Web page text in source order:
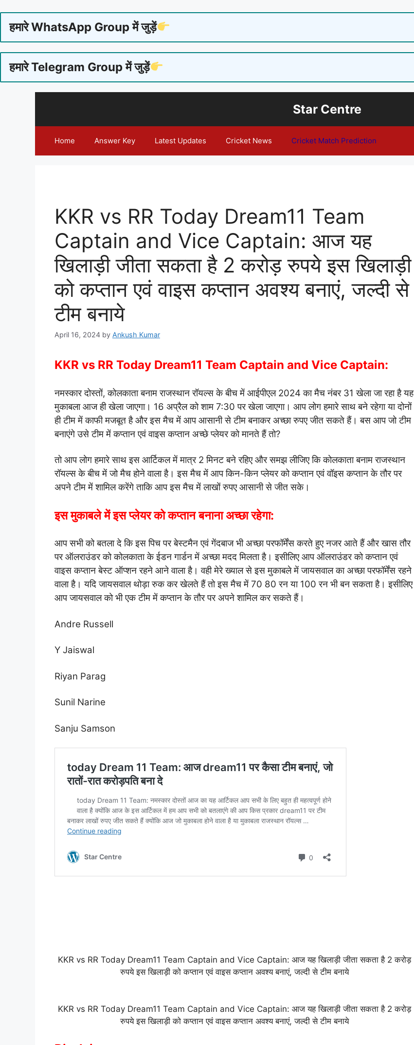
हमारे WhatsApp Group में जुड़ें
हमारे Telegram Group में जुड़ें
Star Centre
Home Answer Key Latest Updates Cricket News Cricket Match Prediction
KKR vs RR Today Dream11 Team
Captain and Vice Captain: आज यह
खिलाड़ी जीता सकता है 2 करोड़ रुपये इस खिलाड़ी
को कप्तान एवं वाइस कप्तान अवश्य बनाएं, जल्दी से
टीम बनाये
April 16, 2024 by Ankush Kumar
KKR vs RR Today Dream11 Team Captain and Vice Captain:
नमस्कार दोस्तों, कोलकाता बनाम राजस्थान रॉयल्स के बीच में आईपीएल 2024 का मैच नंबर 31 खेला जा रहा है यह
मुकाबला आज ही खेला जाएगा। 16 अप्रैल को शाम 7:30 पर खेला जाएगा। आप लोग हमारे साथ बने रहेगा या दोनों
ही टीम में काफी मजबूत है और इस मैच में आप आसानी से टीम बनाकर अच्छा रुपए जीत सकते हैं। बस आप जो टीम
बनाएंगे उसे टीम में कप्तान एवं वाइस कप्तान अच्छे प्लेयर को मानते हैं तो?
तो आप लोग हमारे साथ इस आर्टिकल में मात्र 2 मिनट बने रहिए और समझ लीजिए कि कोलकाता बनाम राजस्थान
रॉयल्स के बीच में जो मैच होने वाला है। इस मैच में आप किन-किन प्लेयर को कप्तान एवं वॉइस कप्तान के तौर पर
अपने टीम में शामिल करेंगे ताकि आप इस मैच में लाखों रुपए आसानी से जीत सके।
इस मुकाबले में इस प्लेयर को कप्तान बनाना अच्छा रहेगा:
आप सभी को बतला दे कि इस पिच पर बेस्टमैन एवं गेंदबाज भी अच्छा परफॉर्मेंस करते हुए नजर आते हैं और खास तौर
पर ऑलराउंडर को कोलकाता के ईडन गार्डन में अच्छा मदद मिलता है। इसीलिए आप ऑलराउंडर को कप्तान एवं
वाइस कप्तान बेस्ट ऑप्शन रहने आने वाला है। वही मेरे ख्याल से इस मुकाबले में जायसवाल का अच्छा परफॉर्मेंस रहने
वाला है। यदि जायसवाल थोड़ा रुक कर खेलते हैं तो इस मैच में 70 80 रन या 100 रन भी बन सकता है। इसीलिए
आप जायसवाल को भी एक टीम में कप्तान के तौर पर अपने शामिल कर सकते हैं।
Andre Russell
Y Jaiswal
Riyan Parag
Sunil Narine
Sanju Samson
KKR vs RR Today Dream11 Team Captain and Vice Captain: आज यह खिलाड़ी जीता सकता है 2 करोड़
रुपये इस खिलाड़ी को कप्तान एवं वाइस कप्तान अवश्य बनाएं, जल्दी से टीम बनाये
KKR vs RR Today Dream11 Team Captain and Vice Captain: आज यह खिलाड़ी जीता सकता है 2 करोड़
रुपये इस खिलाड़ी को कप्तान एवं वाइस कप्तान अवश्य बनाएं, जल्दी से टीम बनाये